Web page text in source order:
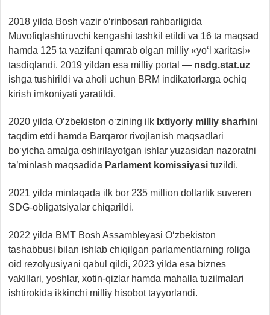
2018 yilda Bosh vazir o‘rinbosari rahbarligida
Muvofiqlashtiruvchi kengashi tashkil etildi va 16 ta maqsad
hamda 125 ta vazifani qamrab olgan milliy «yo‘l xaritasi»
tasdiqlandi. 2019 yildan esa milliy portal — nsdg.stat.uz
ishga tushirildi va aholi uchun BRM indikatorlarga ochiq
kirish imkoniyati yaratildi.
2020 yilda O‘zbekiston o‘zining ilk Ixtiyoriy milliy sharhini
taqdim etdi hamda Barqaror rivojlanish maqsadlari
bo‘yicha amalga oshirilayotgan ishlar yuzasidan nazoratni
ta’minlash maqsadida Parlament komissiyasi tuzildi.
2021 yilda mintaqada ilk bor 235 million dollarlik suveren
SDG-obligatsiyalar chiqarildi.
2022 yilda BMT Bosh Assambleyasi O‘zbekiston
tashabbusi bilan ishlab chiqilgan parlamentlarning roliga
oid rezolyusiyani qabul qildi, 2023 yilda esa biznes
vakillari, yoshlar, xotin-qizlar hamda mahalla tuzilmalari
ishtirokida ikkinchi milliy hisobot tayyorlandi.